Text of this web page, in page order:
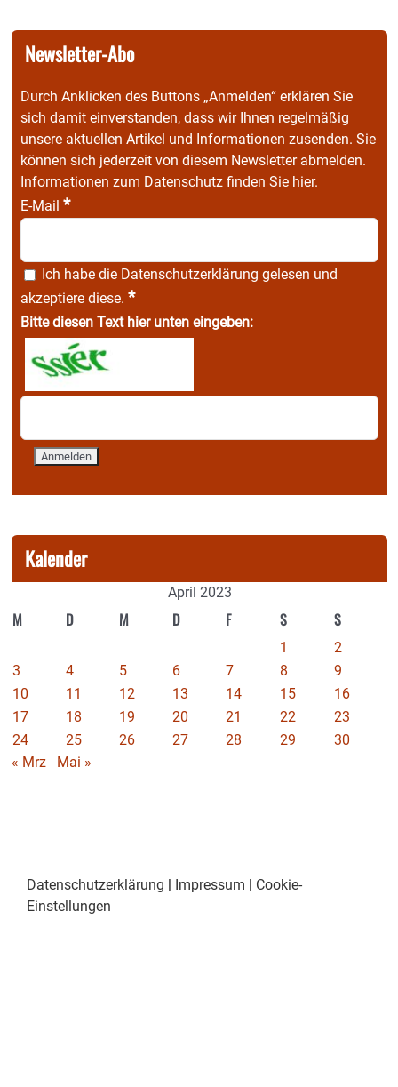
Newsletter-Abo
Durch Anklicken des Buttons „Anmelden“ erklären Sie
sich damit einverstanden, dass wir Ihnen regelmäßig
unsere aktuellen Artikel und Informationen zusenden. Sie
können sich jederzeit von diesem Newsletter abmelden.
Informationen zum Datenschutz finden Sie hier.
E-Mail *
Ich habe die Datenschutzerklärung gelesen und
akzeptiere diese. *
Bitte diesen Text hier unten eingeben:
Kalender
April 2023
M D M D F S S
1
2
3
4 5 6 7 8
9
10
11 12 13 14 15
16
17
18 19 20 21 22
23
24
25 26 27 28 29
30
« Mrz
Mai »
Datenschutzerklärung | Impressum | Cookie-
Einstellungen